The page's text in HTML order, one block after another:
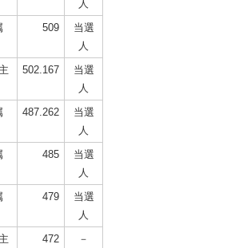
人
509
当選
人
502.167
当選
人
487.262
当選
人
485
当選
人
479
当選
人
472 －